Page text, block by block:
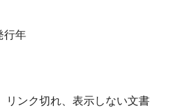
行年
ンク切れ、表示しない文書